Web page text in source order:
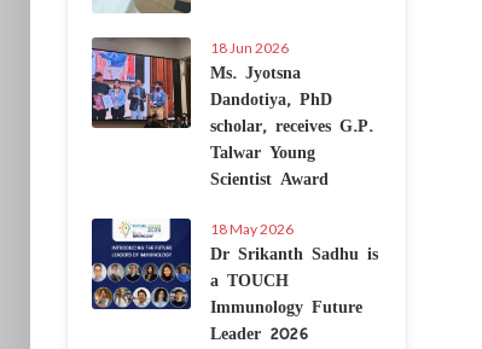
18 Jun 2026
Ms. Jyotsna
Dandotiya, PhD
scholar, receives G.P.
Talwar Young
Scientist Award
18 May 2026
Dr Srikanth Sadhu is
a TOUCH
Immunology Future
Leader 2026